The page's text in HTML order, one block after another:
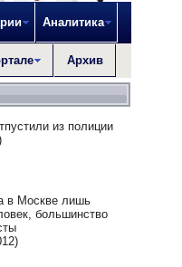
Аналитика
Архив
из полиции
в Москве лишь
большинство